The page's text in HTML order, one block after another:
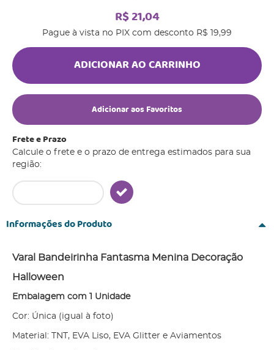
R$ 21,04
Pague à vista no PIX com desconto R$ 19,99
ADICIONAR AO CARRINHO
Adicionar aos Favoritos
Frete e Prazo
Calcule o frete e o prazo de entrega estimados para sua
região:
Informações do Produto
Varal Bandeirinha Fantasma Menina Decoração
Halloween
Embalagem com 1 Unidade
Cor: Única (igual à foto)
Material: TNT, EVA Liso, EVA Glitter e Aviamentos